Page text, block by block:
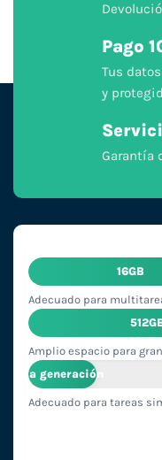
Pago
Tus
y
Garantía
16GB
Adecuado para
Amplio espacio para
3ª generación
Adecuado para tareas